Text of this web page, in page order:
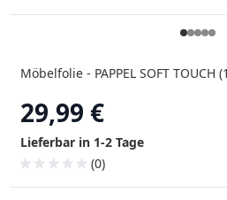
Möbelfolie - PAPPEL SOFT TOUCH
29,99 €
Lieferbar in 1-2 Tage
(0)